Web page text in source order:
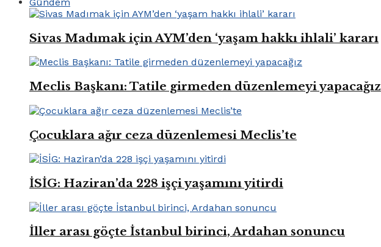
Sivas Madımak için AYM’den ‘yaşam hakkı ihlali’ kararı
Meclis Başkanı: Tatile girmeden düzenlemeyi yapacağız
Çocuklara ağır ceza düzenlemesi Meclis’te
İSİG: Haziran’da 228 işçi yaşamını yitirdi
İller arası göçte İstanbul birinci, Ardahan sonuncu